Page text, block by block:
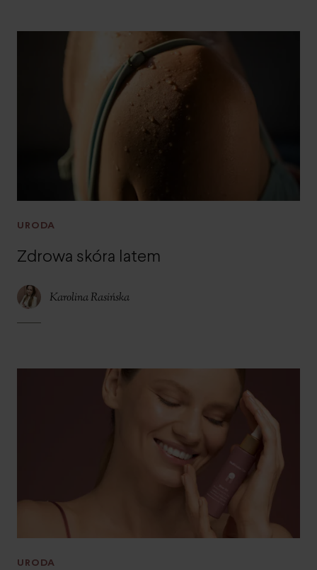
URODA
Zdrowa skóra latem
Karolina Rasińska
URODA